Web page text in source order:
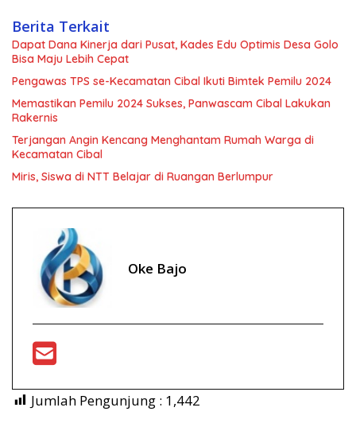
Berita Terkait
Dapat Dana Kinerja dari Pusat, Kades Edu Optimis Desa Golo
Bisa Maju Lebih Cepat
Pengawas TPS se-Kecamatan Cibal Ikuti Bimtek Pemilu 2024
Memastikan Pemilu 2024 Sukses, Panwascam Cibal Lakukan
Rakernis
Terjangan Angin Kencang Menghantam Rumah Warga di
Kecamatan Cibal
Miris, Siswa di NTT Belajar di Ruangan Berlumpur
Oke Bajo
Jumlah Pengunjung : 1,442